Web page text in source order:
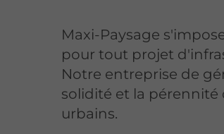
Maxi-Paysage
pour tout projet
Notre entreprise de
solidité et la
urbains.